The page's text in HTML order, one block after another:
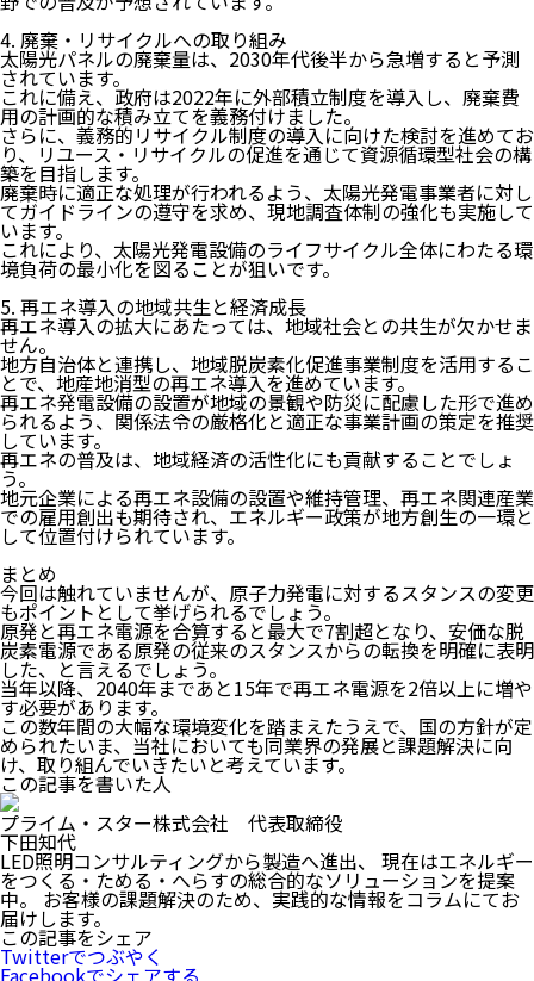
4. 廃棄・リサイクルへの取り組み
太陽光パネルの廃棄量は、2030年代後半から急増すると予測
されています。
これに備え、政府は2022年に外部積立制度を導入し、廃棄費
用の計画的な積み立てを義務付けました。
さらに、義務的リサイクル制度の導入に向けた検討を進めてお
り、リユース・リサイクルの促進を通じて資源循環型社会の構
築を目指します。
廃棄時に適正な処理が行われるよう、太陽光発電事業者に対し
てガイドラインの遵守を求め、現地調査体制の強化も実施して
います。
これにより、太陽光発電設備のライフサイクル全体にわたる環
境負荷の最小化を図ることが狙いです。
5. 再エネ導入の地域共生と経済成長
再エネ導入の拡大にあたっては、地域社会との共生が欠かせま
せん。
地方自治体と連携し、地域脱炭素化促進事業制度を活用するこ
とで、地産地消型の再エネ導入を進めています。
再エネ発電設備の設置が地域の景観や防災に配慮した形で進め
られるよう、関係法令の厳格化と適正な事業計画の策定を推奨
しています。
再エネの普及は、地域経済の活性化にも貢献することでしょ
う。
地元企業による再エネ設備の設置や維持管理、再エネ関連産業
での雇用創出も期待され、エネルギー政策が地方創生の一環と
して位置付けられています。
まとめ
今回は触れていませんが、原子力発電に対するスタンスの変更
もポイントとして挙げられるでしょう。
原発と再エネ電源を合算すると最大で7割超となり、安価な脱
炭素電源である原発の従来のスタンスからの転換を明確に表明
した、と言えるでしょう。
当年以降、2040年まであと15年で再エネ電源を2倍以上に増や
す必要があります。
この数年間の大幅な環境変化を踏まえたうえで、国の方針が定
められたいま、当社においても同業界の発展と課題解決に向
け、取り組んでいきたいと考えています。
この記事を書いた人
プライム・スター株式会社 代表取締役
下田知代
LED照明コンサルティングから製造へ進出、 現在はエネルギー
をつくる・ためる・へらすの総合的なソリューションを提案
中。 お客様の課題解決のため、実践的な情報をコラムにてお
届けします。
この記事をシェア
Twitterでつぶやく
Facebookでシェアする